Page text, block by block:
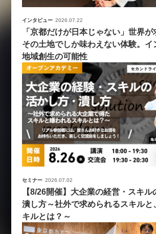
インタビュー 2026.07.22
「京都だけが日本じゃない」世界が
その土地でしか味わえない体験。イ
地域創生の可能性
セミナー 2026.07.02
【8/26開催】大企業の経営・スキル
潰し方～社外で求められるスキルと
キルとは？～